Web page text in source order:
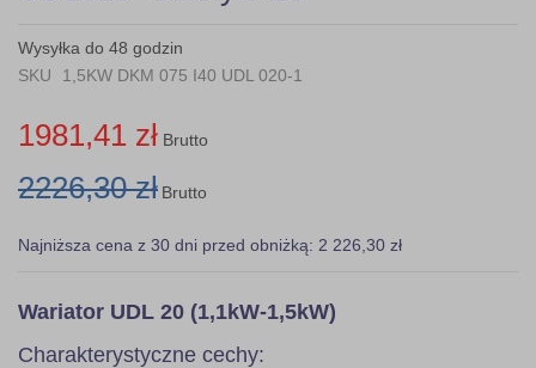
the
images
Wysyłka do 48 godzin
SKU
1,5KW DKM 075 I40 UDL 020-1
1981,41 zł Brutto
2226,30 zł Brutto
Najniższa cena z 30 dni przed obniżką: 2 226,30 zł
Wariator UDL 20 (1,1kW-1,5kW)
Charakterystyczne cechy: